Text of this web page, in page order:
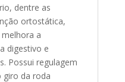
dentre as
ortostática,
a
digestivo e
Possui regulagem
giro da roda